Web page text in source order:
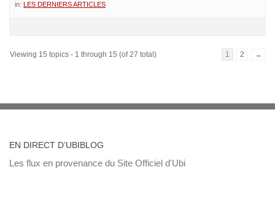
in: LES DERNIERS ARTICLES
Viewing 15 topics - 1 through 15 (of 27 total) 1 2 →
EN DIRECT D’UBIBLOG
Les flux en provenance du Site Officiel d'Ubi